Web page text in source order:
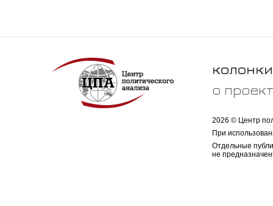
колонки
о
2026 © Центр
При
Отдельные
не